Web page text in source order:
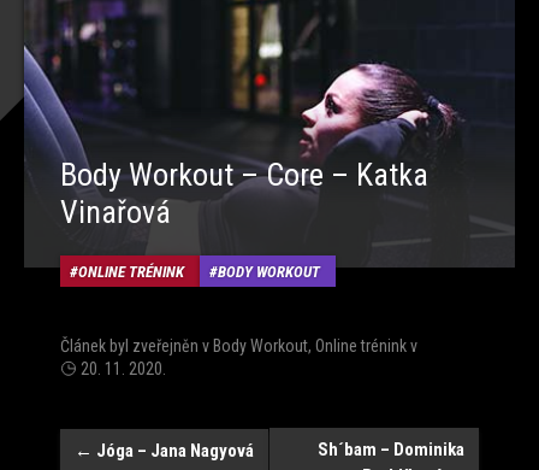
Body Workout – Core – Katka
Vinařová
ONLINE TRÉNINK BODY WORKOUT
Článek byl zveřejněn vBody Workout, Online tréninkv
20. 11. 2020
Navigace
← Jóga – Jana Nagyová
Sh´bam – Dominika